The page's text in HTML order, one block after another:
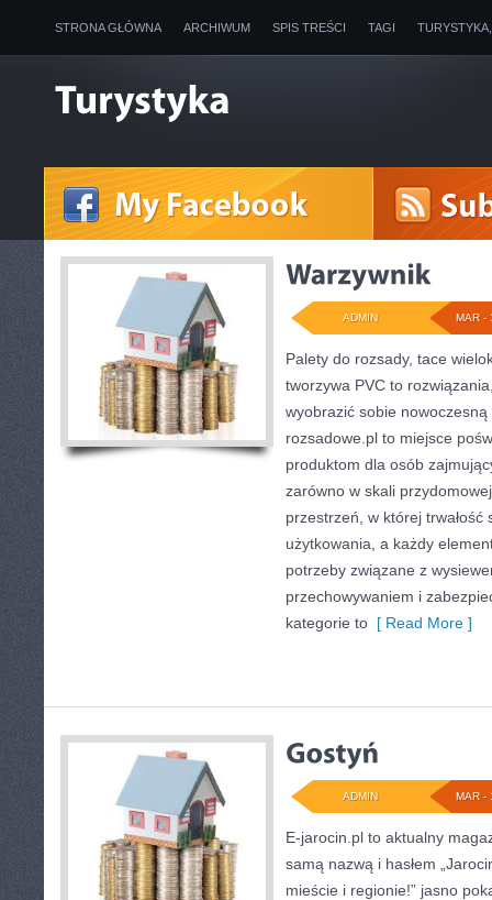
STRONA GŁÓWNA ARCHIWUM SPIS TREŚCI TAGI
MAR -
ADMIN
Palety do rozsady, tace
tworzywa PVC to
wyobrazić sobie
rozsadowe.pl to miejsce
produktom dla osób
zarówno w skali
przestrzeń, w której trwałość
użytkowania, a każdy
potrzeby związane z
przechowywaniem i
kategorie to [ Read More ]
MAR -
ADMIN
E-jarocin.pl to aktualny
samą nazwą i hasłem
mieście i regionie!” jasno